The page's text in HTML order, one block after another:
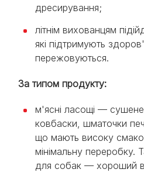
дресирування;
літнім вихованцям
які підтримують
пережовуються.
За типом продукту:
м'ясні ласощі —
ковбаски, шматочки
що мають високу
мінімальну переробку.
для собак — хороший